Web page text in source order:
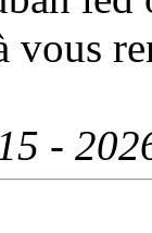
vous
-